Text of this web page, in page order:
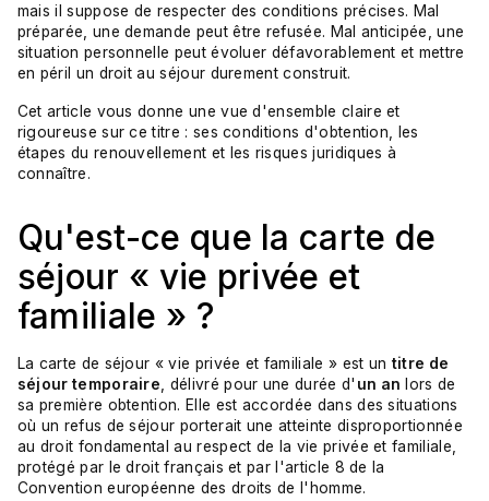
mais il suppose de respecter des conditions précises. Mal
préparée, une demande peut être refusée. Mal anticipée, une
situation personnelle peut évoluer défavorablement et mettre
en péril un droit au séjour durement construit.
Cet article vous donne une vue d'ensemble claire et
rigoureuse sur ce titre : ses conditions d'obtention, les
étapes du renouvellement et les risques juridiques à
connaître.
Qu'est-ce que la carte de
séjour « vie privée et
familiale » ?
La carte de séjour « vie privée et familiale » est un titre de
séjour temporaire , délivré pour une durée d' un an lors de
sa première obtention. Elle est accordée dans des situations
où un refus de séjour porterait une atteinte disproportionnée
au droit fondamental au respect de la vie privée et familiale,
protégé par le droit français et par l'article 8 de la
Convention européenne des droits de l'homme.